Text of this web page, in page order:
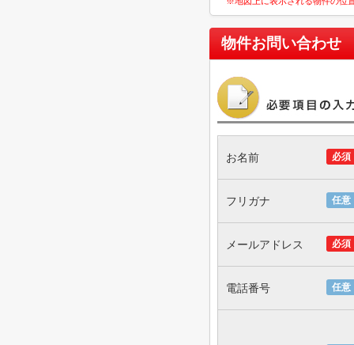
物件お問い合わせ
必須
お名前
任意
フリガナ
必須
メールアドレス
任意
電話番号